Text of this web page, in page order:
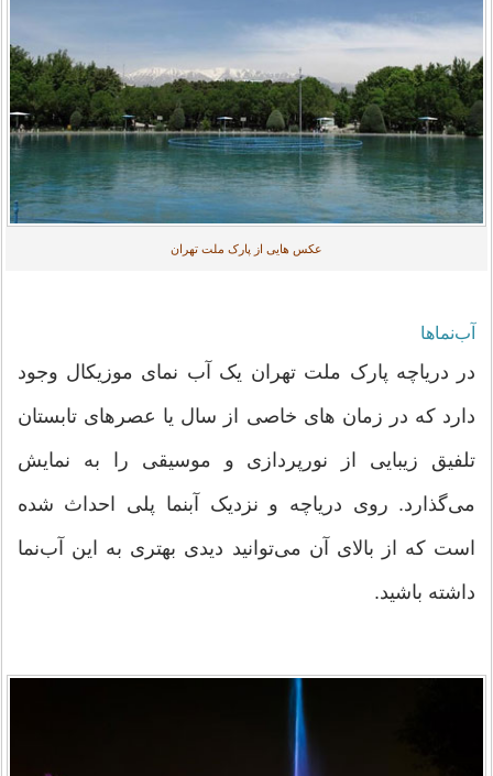
عکس هایی از پارک ملت تهران
آب‌نماها
در دریاچه پارک ملت تهران یک آب نمای موزیکال وجود
دارد که در زمان های خاصی از سال یا عصرهای تابستان
تلفیق زیبایی از نورپردازی و موسیقی را به نمایش
می‌گذارد. روی دریاچه و نزدیک آبنما پلی احداث شده
است که از بالای آن می‌توانید دیدی بهتری به این آب‌نما
داشته باشید.